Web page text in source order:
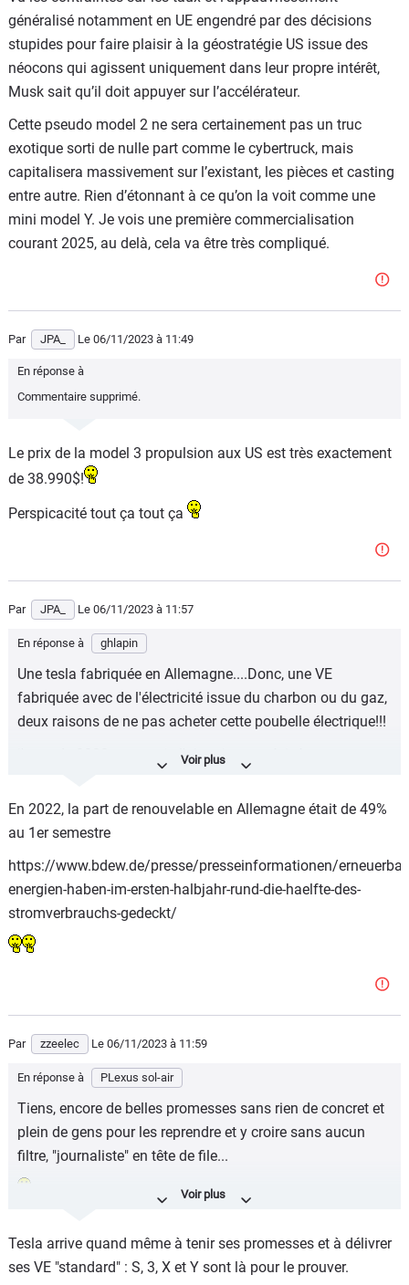
monde d'en faire les gros titres depuis 7 ans.
Et tout le monde sait que les prix et les delais chez Tesla
c'est pas de l'horlogerie suisse.
généralisé notamment en UE engendré par des décisions
stupides pour faire plaisir à la géostratégie US issue des
néocons qui agissent uniquement dans leur propre intérêt,
Musk sait qu’il doit appuyer sur l’accélérateur.
Cette pseudo model 2 ne sera certainement pas un truc
exotique sorti de nulle part comme le cybertruck, mais
capitalisera massivement sur l’existant, les pièces et casting
entre autre. Rien d’étonnant à ce qu’on la voit comme une
mini model Y. Je vois une première commercialisation
courant 2025, au delà, cela va être très compliqué.
Par JPA_ Le 06/11/2023 à 11:49
En réponse à
Commentaire supprimé.
Le prix de la model 3 propulsion aux US est très exactement
de 38.990$!
Perspicacité tout ça tout ça
Par JPA_ Le 06/11/2023 à 11:57
En réponse à ghlapin
Une tesla fabriquée en Allemagne....Donc, une VE
fabriquée avec de l'électricité issue du charbon ou du gaz,
deux raisons de ne pas acheter cette poubelle électrique!!!
j'attends 2028 comme je l'ai toujours précisé et surtout
japonaise bien plus fiable comme toujours!!!!
En 2022, la part de renouvelable en Allemagne était de 49%
au 1er semestre
https://www.bdew.de/presse/presseinformationen/
energien-haben-im-ersten-halbjahr-rund-die-haelfte-des-
stromverbrauchs-gedeckt/
Par zzeelec Le 06/11/2023 à 11:59
En réponse à PLexus sol-air
Tiens, encore de belles promesses sans rien de concret et
plein de gens pour les reprendre et y croire sans aucun
filtre, "journaliste" en tête de file...
aucun recul n'est à prendre ici tellement c'est factuel et
bien documenté, avec des sources contradictoires et
Tesla arrive quand même à tenir ses promesses et à délivrer
ses VE "standard" : S, 3, X et Y sont là pour le prouver.